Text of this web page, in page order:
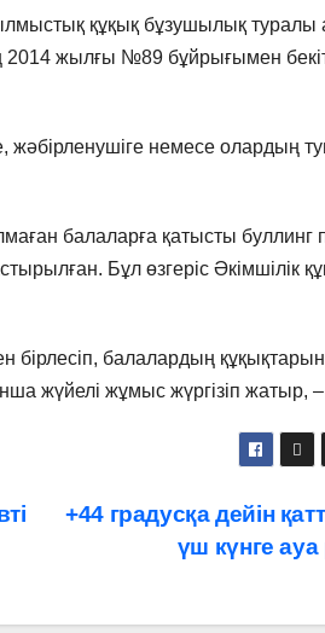
құқық бұзушылық туралы
жылғы №89 бұйрығымен
жәбірленушіге немесе олардың
балаларға қатысты буллинг
Бұл өзгеріс Әкімшілік
бірлесіп, балалардың
жүйелі жұмыс жүргізіп жатыр, –
+44 градусқа дейін
үш күнге